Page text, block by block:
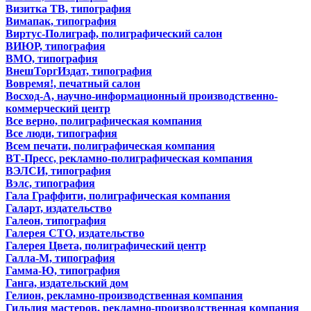
Визитка ТВ, типография
Вимапак, типография
Виртус-Полиграф, полиграфический салон
ВИЮР, типография
ВМО, типография
ВнешТоргИздат, типография
Вовремя!, печатный салон
Восход-А, научно-информационный производственно-
коммерческий центр
Все верно, полиграфическая компания
Все люди, типография
Всем печати, полиграфическая компания
ВТ-Пресс, рекламно-полиграфическая компания
ВЭЛСИ, типография
Вэлс, типография
Гала Граффити, полиграфическая компания
Галарт, издательство
Галеон, типография
Галерея СТО, издательство
Галерея Цвета, полиграфический центр
Галла-М, типография
Гамма-Ю, типография
Ганга, издательский дом
Гелион, рекламно-производственная компания
Гильдия мастеров, рекламно-производственная компания